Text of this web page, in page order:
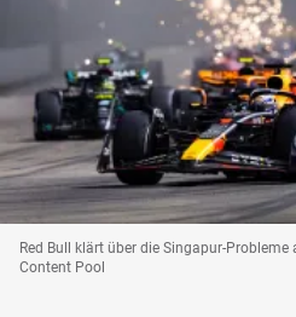
Red Bull klärt über die Singapur-Probleme
Content Pool